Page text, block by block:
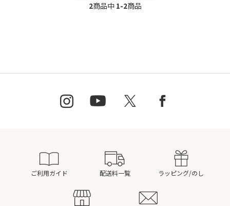
2商品中 1-2商品
ご利用ガイド 配送料一覧 ラッピング/のし